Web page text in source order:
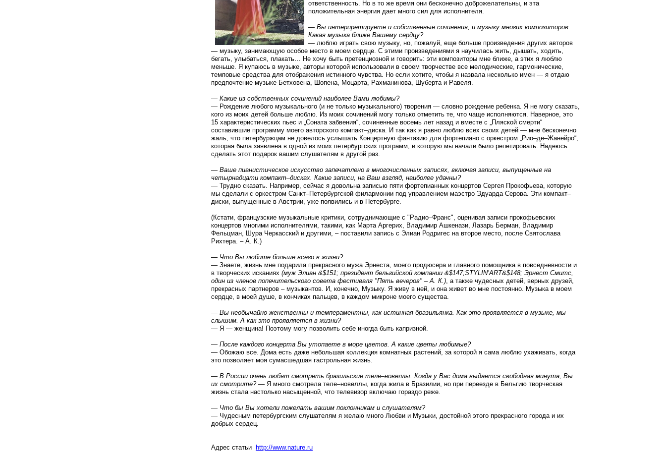
ответственность. Но в то же время они бесконечно доброжелательны, и эта
положительная энергия дает много сил для исполнителя.
— Вы интерпретируете и собственные сочинения, и музыку многих композиторов.
Какая музыка ближе Вашему сердцу?
— люблю играть свою музыку, но, пожалуй, еще больше произведения других авторов
— музыку, занимающую особое место в моем сердце. С этими произведениями я научилась жить, дышать, ходить,
бегать, улыбаться, плакать… Не хочу быть претенциозной и говорить: эти композиторы мне ближе, а этих я люблю
меньше. Я купаюсь в музыке, авторы которой использовали в своем творчестве все мелодические, гармонические,
темповые средства для отображения истинного чувства. Но если хотите, чтобы я назвала несколько имен — я отдаю
предпочтение музыке Бетховена, Шопена, Моцарта, Рахманинова, Шуберта и Равеля.
— Какие из собственных сочинений наиболее Вами любимы?
— Рождение любого музыкального (и не только музыкального) творения — словно рождение ребенка. Я не могу сказать,
кого из моих детей больше люблю. Из моих сочинений могу только отметить те, что чаще исполняются. Наверное, это
15 характеристических пьес и „Соната забвения“, сочиненные восемь лет назад и вместе с „Пляской смерти“
составившие программу моего авторского компакт–диска. И так как я равно люблю всех своих детей — мне бесконечно
жаль, что петербуржцам не довелось услышать Концертную фантазию для фортепиано с оркестром „Рио–де–Жанейро“,
которая была заявлена в одной из моих петербургских программ, и которую мы начали было репетировать. Надеюсь
сделать этот подарок вашим слушателям в другой раз.
— Ваше пианистическое искусство запечатлено в многочисленных записях, включая записи, выпущенные на
четырнадцати компакт–дисках. Какие записи, на Ваш взгляд, наиболее удачны?
— Трудно сказать. Например, сейчас я довольна записью пяти фортепианных концертов Сергея Прокофьева, которую
мы сделали с оркестром Санкт–Петербургской филармонии под управлением маэстро Эдуарда Серова. Эти компакт–
диски, выпущенные в Австрии, уже появились и в Петербурге.
(Кстати, французские музыкальные критики, сотрудничающие с "Радио–Франс", оценивая записи прокофьевских
концертов многими исполнителями, такими, как Марта Аргерих, Владимир Ашкенази, Лазарь Берман, Владимир
Фельцман, Шура Черкасский и другими, – поставили запись с Элиан Родригес на второе место, после Святослава
Рихтера. – А. К.)
— Что Вы любите больше всего в жизни?
— Знаете, жизнь мне подарила прекрасного мужа Эрнеста, моего продюсера и главного помощника в повседневности и
в творческих исканиях (муж Элиан &$151; президент бельгийской компании &$147;STYLIN’ART&$148; Эрнест Смитс,
один из членов попечительского совета фестиваля "Пять вечеров" – А. К.) , а также чудесных детей, верных друзей,
прекрасных партнеров – музыкантов. И, конечно, Музыку. Я живу в ней, и она живет во мне постоянно. Музыка в моем
сердце, в моей душе, в кончиках пальцев, в каждом микроне моего существа.
— Вы необычайно женственны и темпераментны, как истинная бразильянка. Как это проявляется в музыке, мы
слышим. А как это проявляется в жизни?
— Я — женщина! Поэтому могу позволить себе иногда быть капризной.
— После каждого концерта Вы утопаете в море цветов. А какие цветы любимые?
— Обожаю все. Дома есть даже небольшая коллекция комнатных растений, за которой я сама люблю ухаживать, когда
это позволяет моя сумасшедшая гастрольная жизнь.
— В России очень любят смотреть бразильские теле–новеллы. Когда у Вас дома выдается свободная минута, Вы
их смотрите?— Я много смотрела теле–новеллы, когда жила в Бразилии, но при переезде в Бельгию творческая
жизнь стала настолько насыщенной, что телевизор включаю гораздо реже.
— Что бы Вы хотели пожелать вашим поклонникам и слушателям?
— Чудесным петербургским слушателям я желаю много Любви и Музыки, достойной этого прекрасного города и их
добрых сердец.
Адрес статьи http://www.nature.ru